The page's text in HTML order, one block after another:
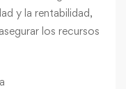
y la rentabilidad,
los recursos